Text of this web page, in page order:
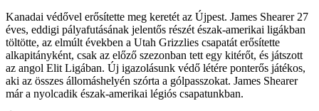
Kanadai védővel erősítette meg keretét az Újpest. James Shearer 27
éves, eddigi pályafutásának jelentős részét észak-amerikai ligákban
töltötte, az elmúlt években a Utah Grizzlies csapatát erősítette
alkapitányként, csak az előző szezonban tett egy kitérőt, és játszott
az angol Elit Ligában. Új igazolásunk védő létére ponterős játékos,
aki az összes állomáshelyén szórta a gólpasszokat. James Shearer
már a nyolcadik észak-amerikai légiós csapatunkban.